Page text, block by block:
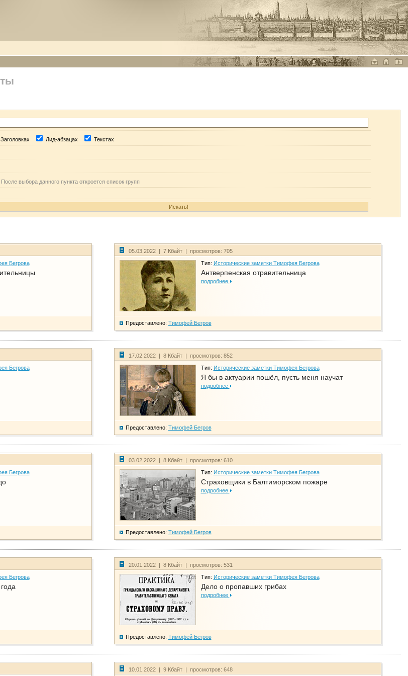
Заголовках Лид-абзацах Текстах
После выбора данного пункта откроется список групп
Бегрова
05.03.2022 | 7 Кбайт | просмотров: 705
Тип: Исторические заметки Тимофея Бегрова
Антверпенская отравительница
подробнее
Предоставлено: Тимофей Бегров
Бегрова
17.02.2022 | 8 Кбайт | просмотров: 852
Тип: Исторические заметки Тимофея Бегрова
Я бы в актуарии пошёл, пусть меня научат
подробнее
Предоставлено: Тимофей Бегров
Бегрова
03.02.2022 | 8 Кбайт | просмотров: 610
Тип: Исторические заметки Тимофея Бегрова
Страховщики в Балтиморском пожаре
подробнее
Предоставлено: Тимофей Бегров
Бегрова
20.01.2022 | 8 Кбайт | просмотров: 531
Тип: Исторические заметки Тимофея Бегрова
Дело о пропавших грибах
подробнее
Предоставлено: Тимофей Бегров
10.01.2022 | 9 Кбайт | просмотров: 648